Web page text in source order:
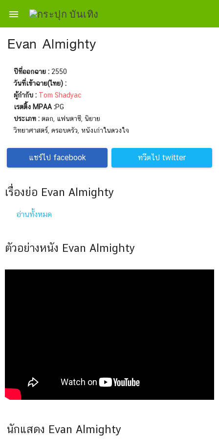

Evan Almighty
ปีที่ออกฉาย : 2550
วันที่เข้าฉาย(ไทย) :
ผู้กำกับ : Tom Shadyac
เรตติ้ง MPAA :PG
ประเภท : ตลก, แฟนตาซี, นิยาย
วิทยาศาสตร์, ครอบครัว, หนังเก่าในดวงใจ
แชร์ไป facebook ทวีตไป twitter
เรื่องย่อ Evan Almighty
อ่านทั้งหมด
ตัวอย่างหนัง Evan Almighty
นักแสดง Evan Almighty